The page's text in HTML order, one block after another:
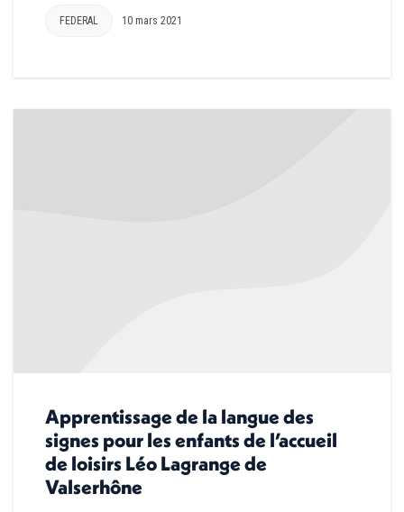
FEDERAL 10 mars 2021
Apprentissage de la langue des
signes pour les enfants de l’accueil
de loisirs Léo Lagrange de
Valserhône